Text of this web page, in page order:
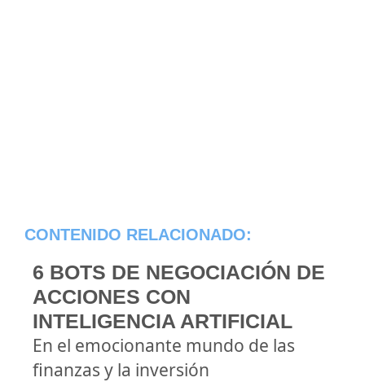
CONTENIDO RELACIONADO:
6 BOTS DE NEGOCIACIÓN DE
ACCIONES CON
INTELIGENCIA ARTIFICIAL
En el emocionante mundo de las
finanzas y la inversión